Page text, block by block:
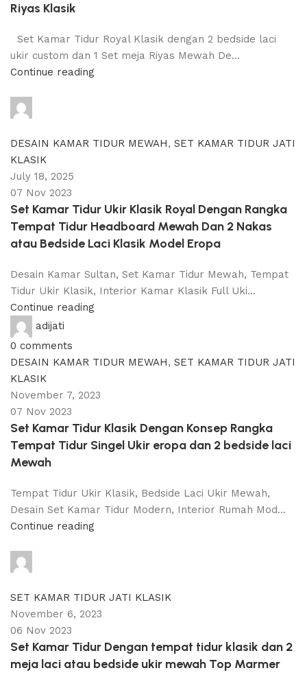
Riyas Klasik
Set Kamar Tidur Royal Klasik dengan 2 bedside laci
ukir custom dan 1 Set meja Riyas Mewah De...
Continue reading
DESAIN KAMAR TIDUR MEWAH, SET KAMAR TIDUR JATI
KLASIK
July 18, 2025
07 Nov 2023
Set Kamar Tidur Ukir Klasik Royal Dengan Rangka
Tempat Tidur Headboard Mewah Dan 2 Nakas
atau Bedside Laci Klasik Model Eropa
Desain Kamar Sultan, Set Kamar Tidur Mewah, Tempat
Tidur Ukir Klasik, Interior Kamar Klasik Full Uki...
Continue reading
adijati
0 comments
DESAIN KAMAR TIDUR MEWAH, SET KAMAR TIDUR JATI
KLASIK
November 7, 2023
07 Nov 2023
Set Kamar Tidur Klasik Dengan Konsep Rangka
Tempat Tidur Singel Ukir eropa dan 2 bedside laci
Mewah
Tempat Tidur Ukir Klasik, Bedside Laci Ukir Mewah,
Desain Set Kamar Tidur Modern, Interior Rumah Mod...
Continue reading
SET KAMAR TIDUR JATI KLASIK
November 6, 2023
06 Nov 2023
Set Kamar Tidur Dengan tempat tidur klasik dan 2
meja laci atau bedside ukir mewah Top Marmer